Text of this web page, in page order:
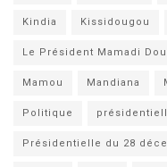
Kindia Kissidougou
Le Président Mamadi
Mamou Mandiana
Politique
Présidentielle du 28